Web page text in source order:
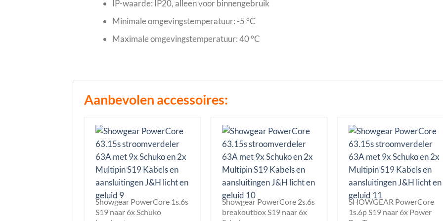
IP-waarde: IP20, alleen voor binnengebruik
Minimale omgevingstemperatuur: -5 °C
Maximale omgevingstemperatuur: 40 °C
Aanbevolen accessoires:
Showgear PowerCore 1s.6s
S19 naar 6x Schuko
Showgear PowerCore 2s.6s
breakoutbox S19 naar 6x
SHOWGEAR PowerCore
1s.6p S19 naar 6x Power